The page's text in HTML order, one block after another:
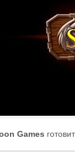
Games